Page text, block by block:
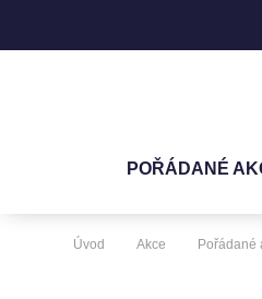
POŘÁDANÉ
Úvod Akce Pořádané